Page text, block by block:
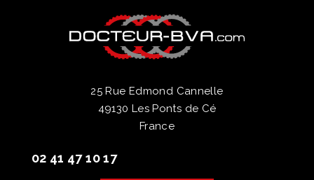
25 Rue Edmond Cannelle
49130 Les Ponts de Cé
France
02 41 47 10 17